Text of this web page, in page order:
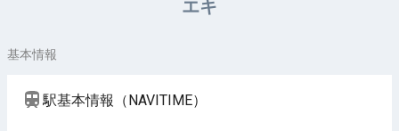
エキ
基本情報
駅基本情報（NAVITIME）